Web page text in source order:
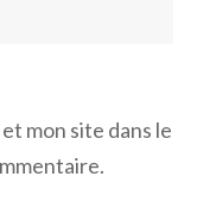
mon site dans le